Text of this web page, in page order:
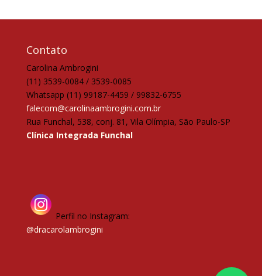
Contato
Carolina Ambrogini
(11) 3539-0084 / 3539-0085
Whatsapp (11) 99187-4459 / 99832-6755
falecom@carolinaambrogini.com.br
Rua Funchal, 538, conj. 81, Vila Olímpia, São Paulo-SP
Clínica Integrada Funchal
Perfil no Instagram:
@dracarolambrogini